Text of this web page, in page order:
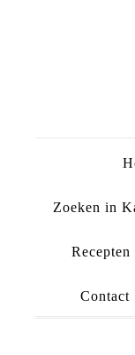
Zoeken in
Recepten
Contact